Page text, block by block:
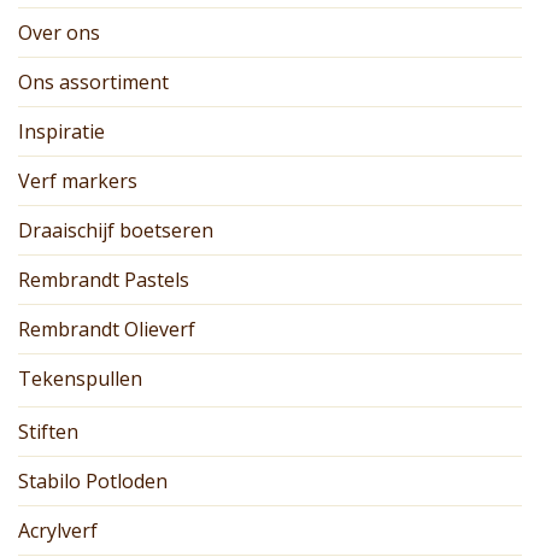
Over ons
Ons assortiment
Inspiratie
Verf markers
Draaischijf boetseren
Rembrandt Pastels
Rembrandt Olieverf
Tekenspullen
Stiften
Stabilo Potloden
Acrylverf